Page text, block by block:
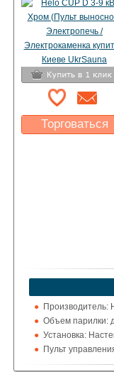
Торговаться
Производитель:
Объем парилки:
Установка:
Пульт
Использование: